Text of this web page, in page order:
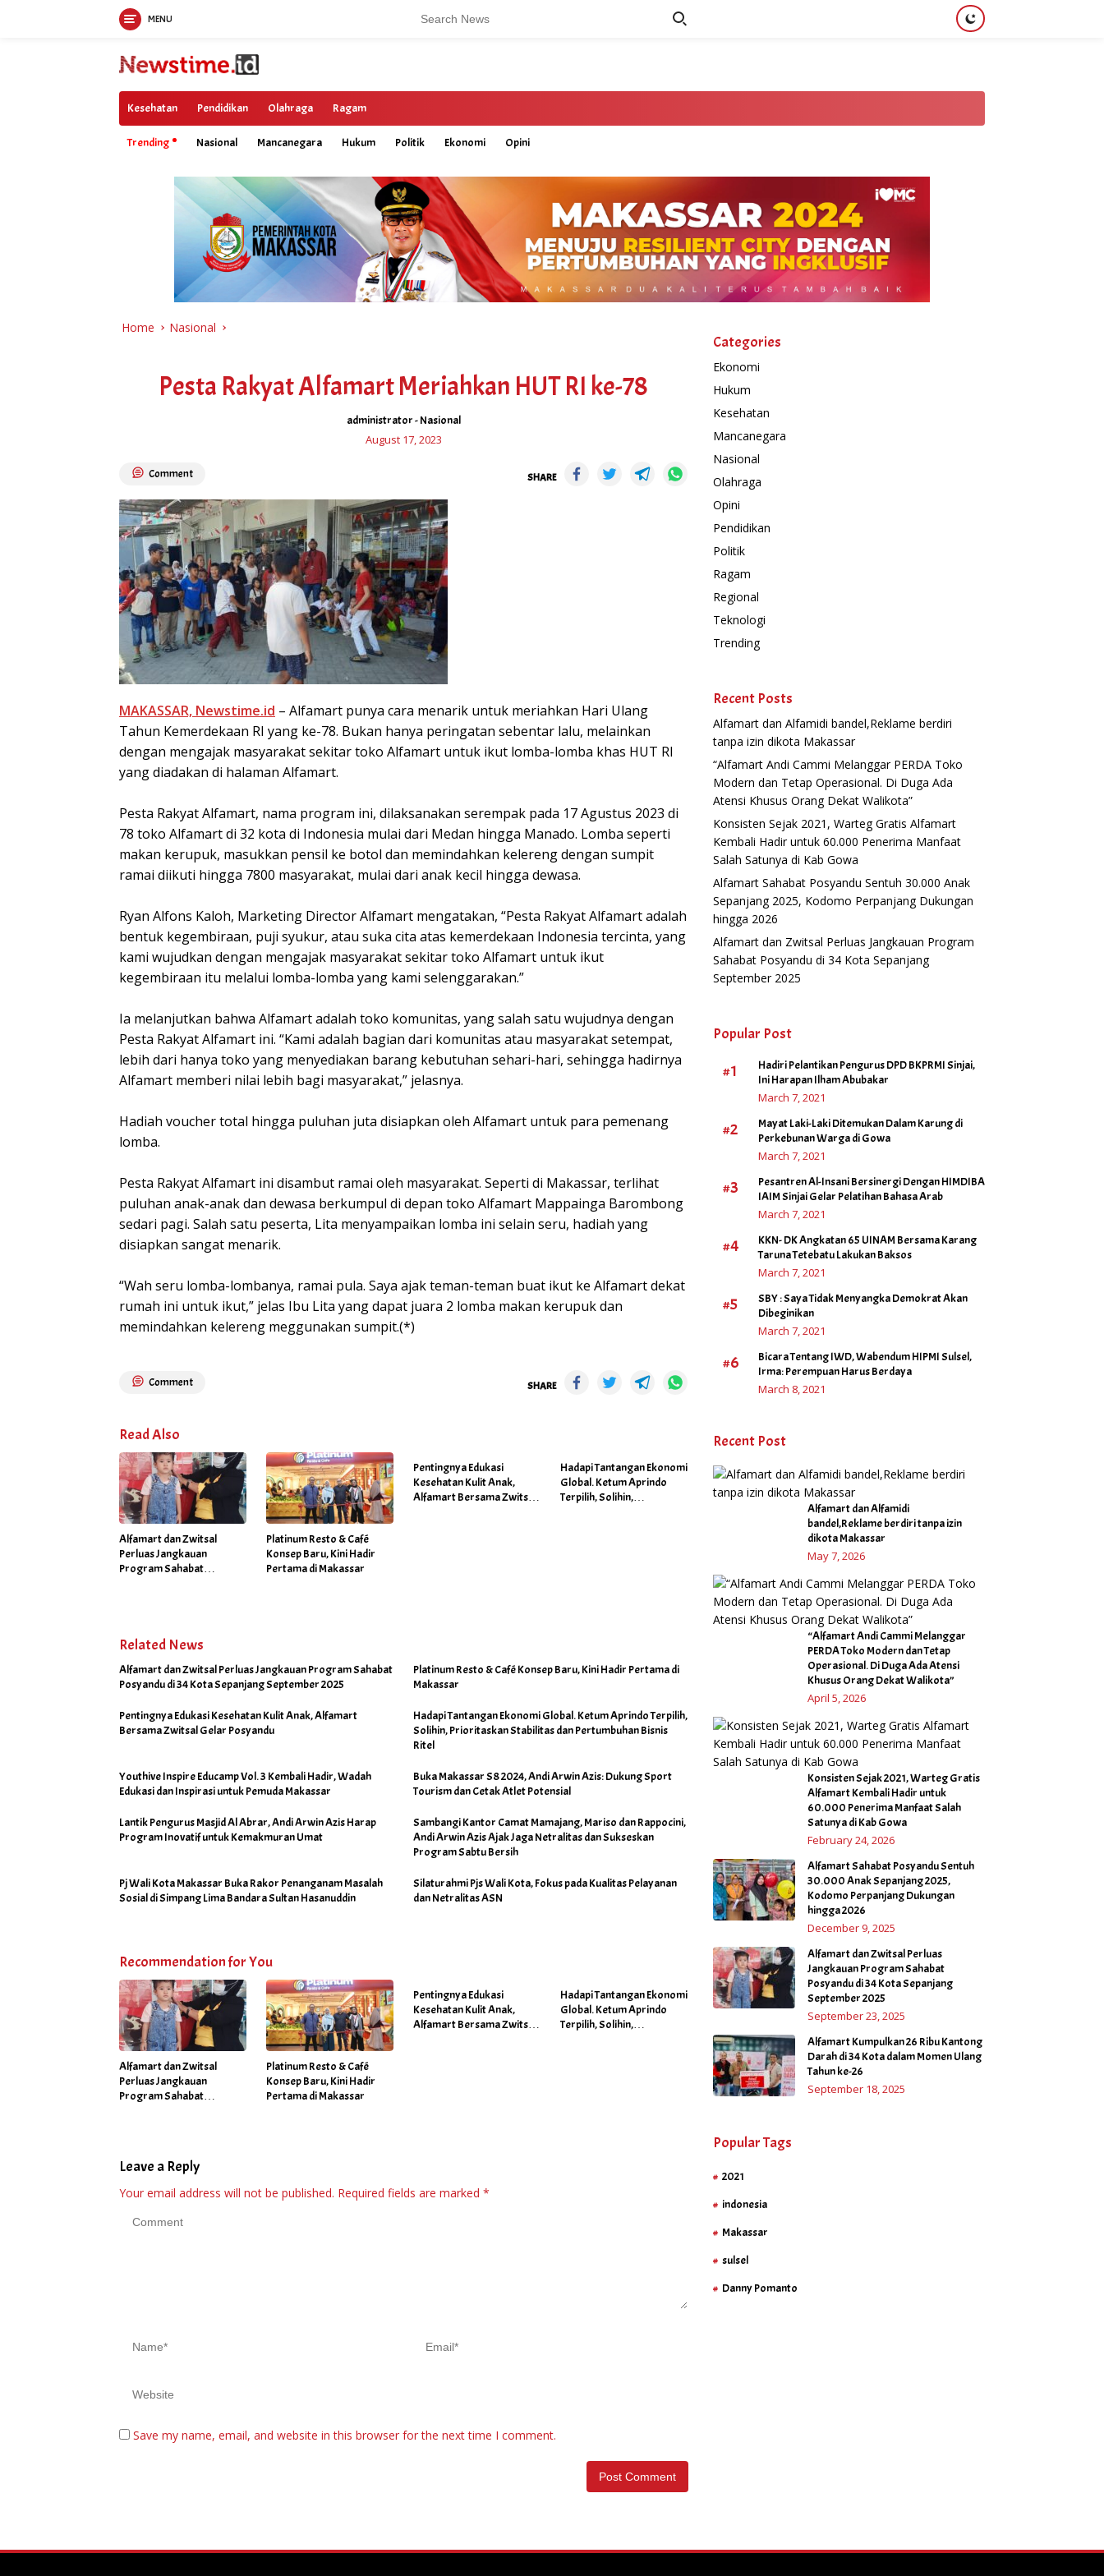
MENU
Kesehatan Pendidikan Olahraga Ragam
Trending Nasional Mancanegara Hukum Politik Ekonomi Opini
Home Nasional
Pesta Rakyat Alfamart Meriahkan HUT RI ke-78
administrator-Nasional
August 17, 2023
Comment SHARE
MAKASSAR, Newstime.id – Alfamart punya cara menarik untuk meriahkan Hari Ulang
Tahun Kemerdekaan RI yang ke-78. Bukan hanya peringatan sebentar lalu, melainkan
dengan mengajak masyarakat sekitar toko Alfamart untuk ikut lomba-lomba khas HUT RI
yang diadakan di halaman Alfamart.
Pesta Rakyat Alfamart, nama program ini, dilaksanakan serempak pada 17 Agustus 2023 di
78 toko Alfamart di 32 kota di Indonesia mulai dari Medan hingga Manado. Lomba seperti
makan kerupuk, masukkan pensil ke botol dan memindahkan kelereng dengan sumpit
ramai diikuti hingga 7800 masyarakat, mulai dari anak kecil hingga dewasa.
Ryan Alfons Kaloh, Marketing Director Alfamart mengatakan, “Pesta Rakyat Alfamart adalah
bentuk kegembiraan, puji syukur, atau suka cita atas kemerdekaan Indonesia tercinta, yang
kami wujudkan dengan mengajak masyarakat sekitar toko Alfamart untuk ikut
kegembiraan itu melalui lomba-lomba yang kami selenggarakan.”
Ia melanjutkan bahwa Alfamart adalah toko komunitas, yang salah satu wujudnya dengan
Pesta Rakyat Alfamart ini. “Kami adalah bagian dari komunitas atau masyarakat setempat,
lebih dari hanya toko yang menyediakan barang kebutuhan sehari-hari, sehingga hadirnya
Alfamart memberi nilai lebih bagi masyarakat,” jelasnya.
Hadiah voucher total hingga puluhan juta disiapkan oleh Alfamart untuk para pemenang
lomba.
Pesta Rakyat Alfamart ini disambut ramai oleh masyarakat. Seperti di Makassar, terlihat
puluhan anak-anak dan dewasa berkumpul di depan toko Alfamart Mappainga Barombong
sedari pagi. Salah satu peserta, Lita menyampaikan lomba ini selain seru, hadiah yang
disiapkan sangat menarik.
“Wah seru lomba-lombanya, ramai pula. Saya ajak teman-teman buat ikut ke Alfamart dekat
rumah ini untuk ikut,” jelas Ibu Lita yang dapat juara 2 lomba makan kerupuk dan
memindahkan kelereng meggunakan sumpit.(*)
Comment SHARE
Read Also
Alfamart dan Zwitsal
Perluas Jangkauan
Program Sahabat
Platinum Resto & Café
Konsep Baru, Kini Hadir
Pertama di Makassar
Pentingnya Edukasi
Kesehatan Kulit Anak,
Alfamart Bersama Zwitsal
Hadapi Tantangan Ekonomi
Global. Ketum Aprindo
Terpilih, Solihin,
Related News
Alfamart dan Zwitsal Perluas Jangkauan Program Sahabat
Posyandu di 34 Kota Sepanjang September 2025
Platinum Resto & Café Konsep Baru, Kini Hadir Pertama di
Makassar
Pentingnya Edukasi Kesehatan Kulit Anak, Alfamart
Bersama Zwitsal Gelar Posyandu
Hadapi Tantangan Ekonomi Global. Ketum Aprindo Terpilih,
Solihin, Prioritaskan Stabilitas dan Pertumbuhan Bisnis
Ritel
Youthive Inspire Educamp Vol. 3 Kembali Hadir, Wadah
Edukasi dan Inspirasi untuk Pemuda Makassar
Buka Makassar S8 2024, Andi Arwin Azis: Dukung Sport
Tourism dan Cetak Atlet Potensial
Lantik Pengurus Masjid Al Abrar, Andi Arwin Azis Harap
Program Inovatif untuk Kemakmuran Umat
Sambangi Kantor Camat Mamajang, Mariso dan Rappocini,
Andi Arwin Azis Ajak Jaga Netralitas dan Sukseskan
Program Sabtu Bersih
Pj Wali Kota Makassar Buka Rakor Penanganam Masalah
Sosial di Simpang Lima Bandara Sultan Hasanuddin
Silaturahmi Pjs Wali Kota, Fokus pada Kualitas Pelayanan
dan Netralitas ASN
Recommendation for You
Alfamart dan Zwitsal
Perluas Jangkauan
Program Sahabat
Platinum Resto & Café
Konsep Baru, Kini Hadir
Pertama di Makassar
Pentingnya Edukasi
Kesehatan Kulit Anak,
Alfamart Bersama Zwitsal
Hadapi Tantangan Ekonomi
Global. Ketum Aprindo
Terpilih, Solihin,
Leave a Reply
Your email address will not be published. Required fields are marked *
Save my name, email, and website in this browser for the next time I comment.
Categories
Ekonomi
Hukum
Kesehatan
Mancanegara
Nasional
Olahraga
Opini
Pendidikan
Politik
Ragam
Regional
Teknologi
Trending
Recent Posts
Alfamart dan Alfamidi bandel,Reklame berdiri
tanpa izin dikota Makassar
“Alfamart Andi Cammi Melanggar PERDA Toko
Modern dan Tetap Operasional. Di Duga Ada
Atensi Khusus Orang Dekat Walikota”
Konsisten Sejak 2021, Warteg Gratis Alfamart
Kembali Hadir untuk 60.000 Penerima Manfaat
Salah Satunya di Kab Gowa
Alfamart Sahabat Posyandu Sentuh 30.000 Anak
Sepanjang 2025, Kodomo Perpanjang Dukungan
hingga 2026
Alfamart dan Zwitsal Perluas Jangkauan Program
Sahabat Posyandu di 34 Kota Sepanjang
September 2025
Popular Post
#1
Hadiri Pelantikan Pengurus DPD BKPRMI Sinjai,
Ini Harapan Ilham Abubakar
March 7, 2021
#2
Mayat Laki-Laki Ditemukan Dalam Karung di
Perkebunan Warga di Gowa
March 7, 2021
#3
Pesantren Al-Insani Bersinergi Dengan HIMDIBA
IAIM Sinjai Gelar Pelatihan Bahasa Arab
March 7, 2021
#4
KKN- DK Angkatan 65 UINAM Bersama Karang
Taruna Tetebatu Lakukan Baksos
March 7, 2021
#5
SBY : Saya Tidak Menyangka Demokrat Akan
Dibeginikan
March 7, 2021
#6
Bicara Tentang IWD, Wabendum HIPMI Sulsel,
Irma: Perempuan Harus Berdaya
March 8, 2021
Recent Post
Alfamart dan Alfamidi
bandel,Reklame berdiri tanpa izin
dikota Makassar
May 7, 2026
“Alfamart Andi Cammi Melanggar
PERDA Toko Modern dan Tetap
Operasional. Di Duga Ada Atensi
Khusus Orang Dekat Walikota”
April 5, 2026
Konsisten Sejak 2021, Warteg Gratis
Alfamart Kembali Hadir untuk
60.000 Penerima Manfaat Salah
Satunya di Kab Gowa
February 24, 2026
Alfamart Sahabat Posyandu Sentuh
30.000 Anak Sepanjang 2025,
Kodomo Perpanjang Dukungan
hingga 2026
December 9, 2025
Alfamart dan Zwitsal Perluas
Jangkauan Program Sahabat
Posyandu di 34 Kota Sepanjang
September 2025
September 23, 2025
Alfamart Kumpulkan 26 Ribu Kantong
Darah di 34 Kota dalam Momen Ulang
Tahun ke-26
September 18, 2025
Popular Tags
2021
indonesia
Makassar
sulsel
Danny Pomanto